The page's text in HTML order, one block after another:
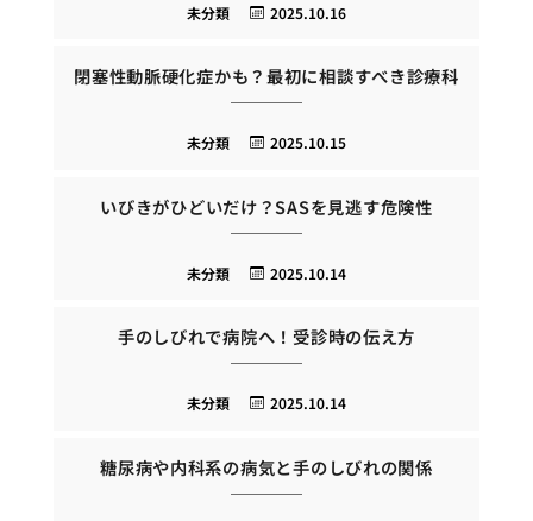
2025.10.16
未分類
閉塞性動脈硬化症かも？最初に相談すべき診療科
2025.10.15
未分類
いびきがひどいだけ？SASを見逃す危険性
2025.10.14
未分類
手のしびれで病院へ！受診時の伝え方
2025.10.14
未分類
糖尿病や内科系の病気と手のしびれの関係